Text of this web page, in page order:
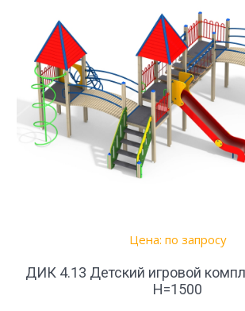
Цена: по запросу
ДИК 4.13 Детский игровой
Н=1500